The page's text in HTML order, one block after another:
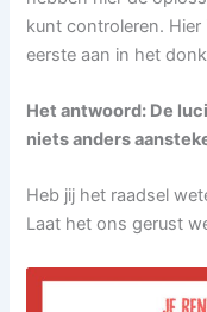
kunt controleren.
eerste aan in het
Het antwoord: De
niets anders
Heb jij het raadsel
Laat het ons gerust